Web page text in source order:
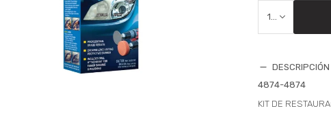
DESCRIPCIÓN
4874-4874
KIT DE